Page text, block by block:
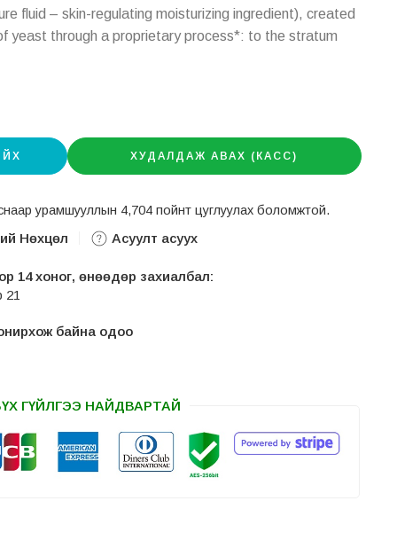
fluid – skin-regulating moisturizing ingredient), created
yeast through a proprietary process*: to the stratum
ХУДАЛДАЖ АВАХ (КАСС)
урамшууллын 4,704 пойнт цуглуулах боломжтой.
Нөхцөл Асуулт асуух
14 хоног, өнөөдөр захиалбал:
21
байна одоо
ГҮЙЛГЭЭ НАЙДВАРТАЙ